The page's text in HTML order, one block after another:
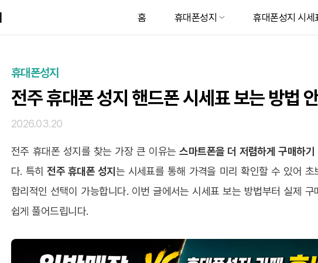
홈 휴대폰성지 휴대폰성지 시세
휴대폰성지
전주 휴대폰 성지 핸드폰 시세표 보는 방법
2026.03.20
전주 휴대폰 성지를 찾는 가장 큰 이유는스마트폰을 더 저렴하게 구매하기
다. 특히전주 휴대폰 성지 는 시세표를 통해 가격을 미리 확인할 수 있어 초
합리적인 선택이 가능합니다. 이번 글에서는 시세표 보는 방법부터 실제 구
쉽게 풀어드립니다.